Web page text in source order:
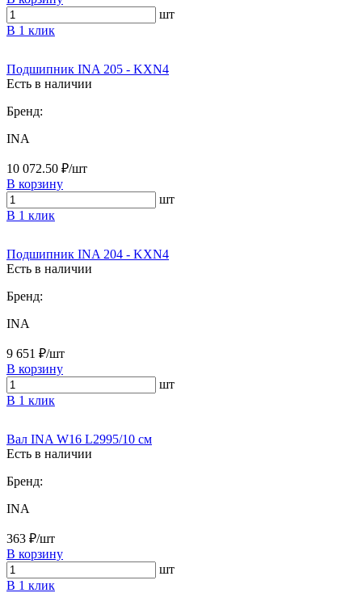
шт
В 1 клик
Подшипник INA 205 - KXN4
Есть в наличии
Бренд:
INA
10 072.50 ₽/шт
В корзину
шт
В 1 клик
Подшипник INA 204 - KXN4
Есть в наличии
Бренд:
INA
9 651 ₽/шт
В корзину
шт
В 1 клик
Вал INA W16 L2995/10 см
Есть в наличии
Бренд:
INA
363 ₽/шт
В корзину
шт
В 1 клик